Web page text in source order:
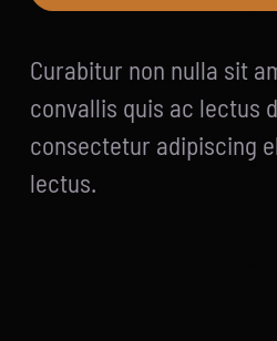
Curabitur non nulla sit
convallis quis ac lectus
consectetur adipiscing
lectus.